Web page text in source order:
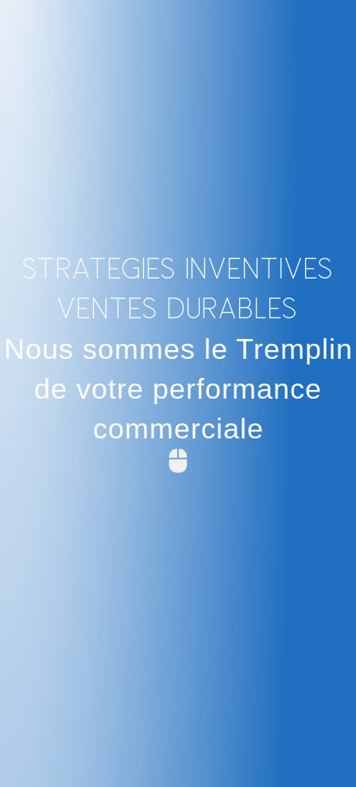
Strategies Inventives
Ventes Durables
Nous sommes le Tremplin
de votre performance
commerciale